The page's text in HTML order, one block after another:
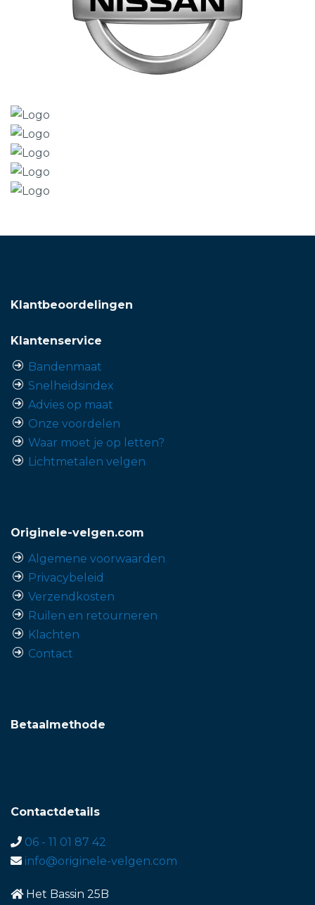
Klantbeoordelingen
Klantenservice
Bandenmaat
Snelheidsindex
Advies op maat
Onze voordelen
Waar moet je op letten?
Lichtmetalen velgen
Originele-velgen.com
Algemene voorwaarden
Privacybeleid
Verzendkosten
Ruilen en retourneren
Klachten
Contact
Betaalmethode
Contactdetails
06 - 11 01 87 42
info@originele-velgen.com
Het Bassin 25B